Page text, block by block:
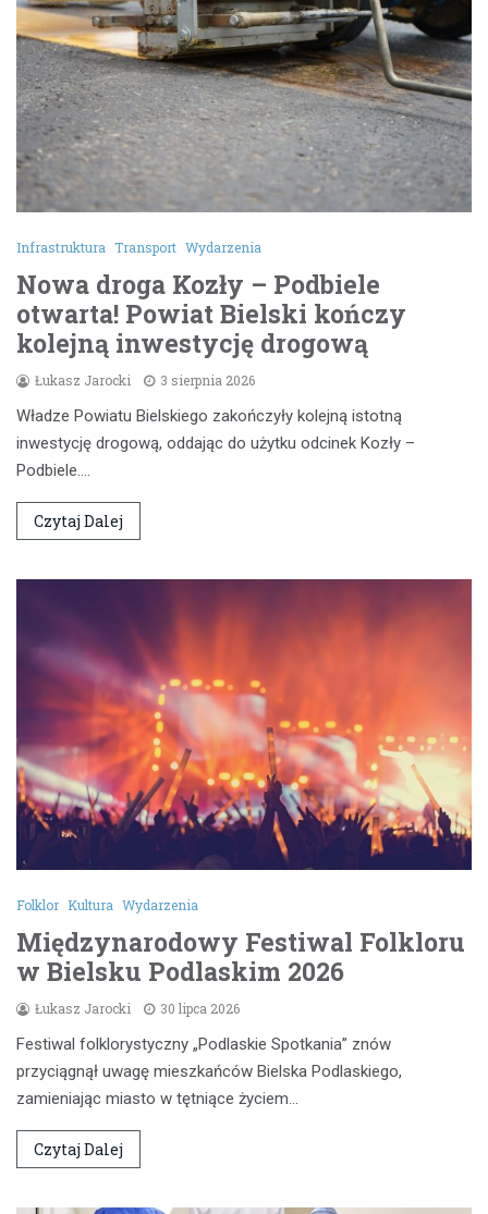
Infrastruktura Transport Wydarzenia
Nowa droga Kozły – Podbiele
otwarta! Powiat Bielski kończy
kolejną inwestycję drogową
Łukasz Jarocki 3 sierpnia 2026
Władze Powiatu Bielskiego zakończyły kolejną istotną
inwestycję drogową, oddając do użytku odcinek Kozły –
Podbiele.…
Czytaj Dalej
Folklor Kultura Wydarzenia
Międzynarodowy Festiwal Folkloru
w Bielsku Podlaskim 2026
Łukasz Jarocki 30 lipca 2026
Festiwal folklorystyczny „Podlaskie Spotkania” znów
przyciągnął uwagę mieszkańców Bielska Podlaskiego,
zamieniając miasto w tętniące życiem…
Czytaj Dalej